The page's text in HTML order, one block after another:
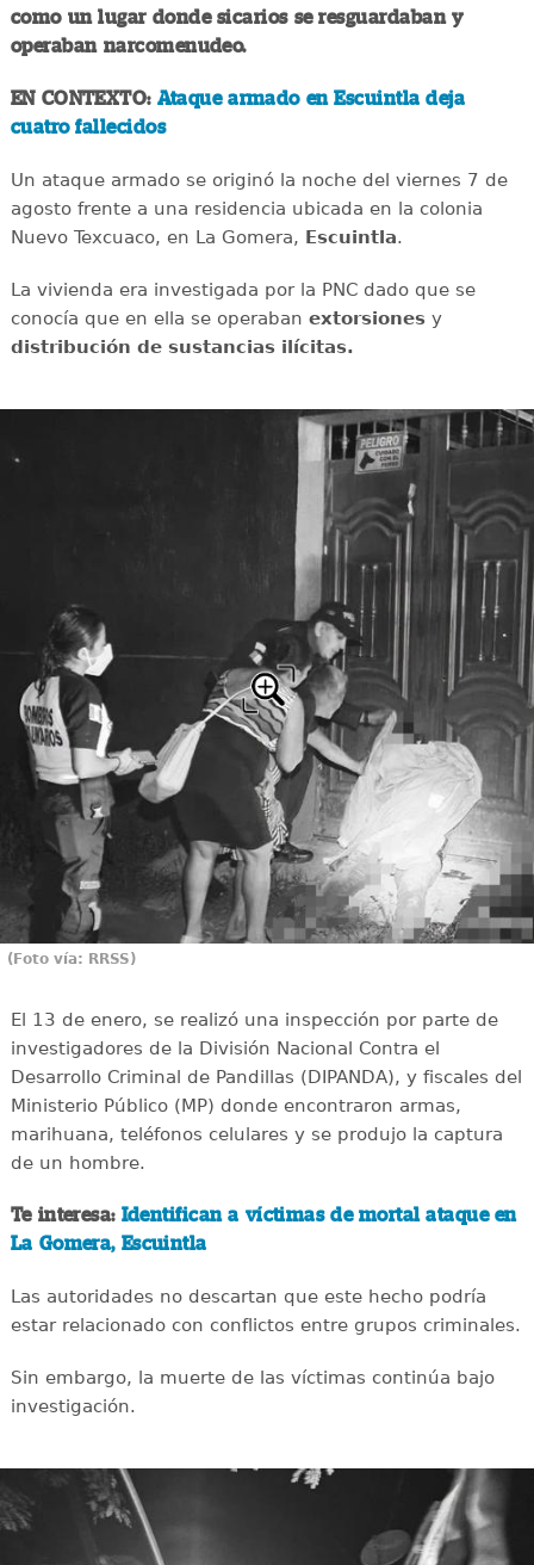
como un lugar donde sicarios se resguardaban y
operaban narcomenudeo.
EN CONTEXTO: Ataque armado en Escuintla deja
cuatro fallecidos
Un ataque armado se originó la noche del viernes 7 de
agosto frente a una residencia ubicada en la colonia
Nuevo Texcuaco, en La Gomera, Escuintla.
La vivienda era investigada por la PNC dado que se
conocía que en ella se operaban extorsionesy
distribución de sustancias ilícitas.
(Foto vía: RRSS)
El 13 de enero, se realizó una inspección por parte de
investigadores de la División Nacional Contra el
Desarrollo Criminal de Pandillas (DIPANDA), y fiscales del
Ministerio Público (MP) donde encontraron armas,
marihuana, teléfonos celulares y se produjo la captura
de un hombre.
Te interesa: Identifican a víctimas de mortal ataque en
La Gomera, Escuintla
Las autoridades no descartan que este hecho podría
estar relacionado con conflictos entre grupos criminales.
Sin embargo, la muerte de las víctimas continúa bajo
investigación.